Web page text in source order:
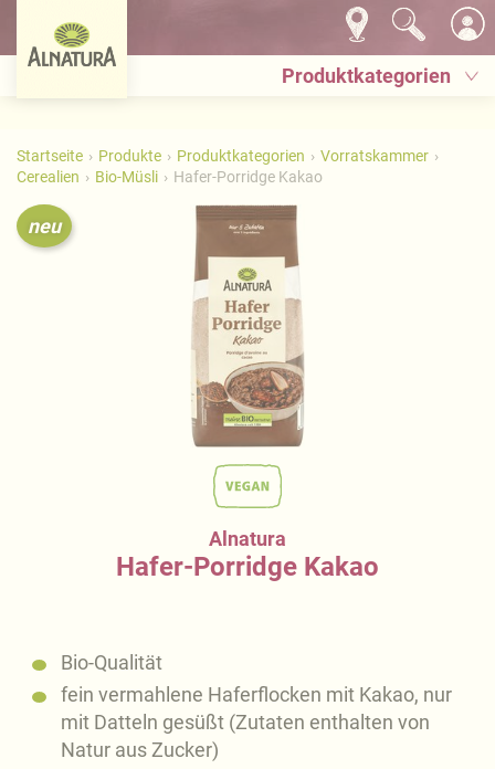
Produktkategorien
Startseite Produkte Produktkategorien
Vorratskammer
Cerealien
Bio-Müsli Hafer-Porridge Kakao
Alnatura
Hafer-Porridge Kakao
Bio-Qualität
fein vermahlene Haferflocken mit Kakao, nur
mit Datteln gesüßt (Zutaten enthalten von
Natur aus Zucker)
neu